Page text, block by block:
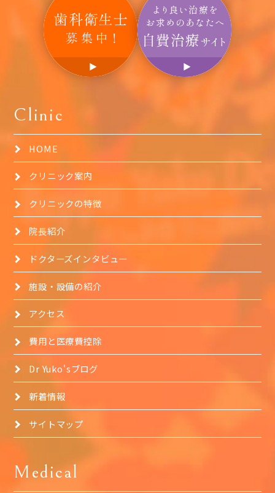
Clinic
HOME
クリニック案内
クリニックの特徴
院長紹介
ドクターズインタビュー
施設・設備の紹介
アクセス
費用と医療費控除
Dr Yuko'sブログ
新着情報
サイトマップ
Medical